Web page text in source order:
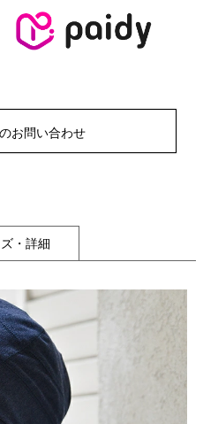
お問い合わせ
・詳細